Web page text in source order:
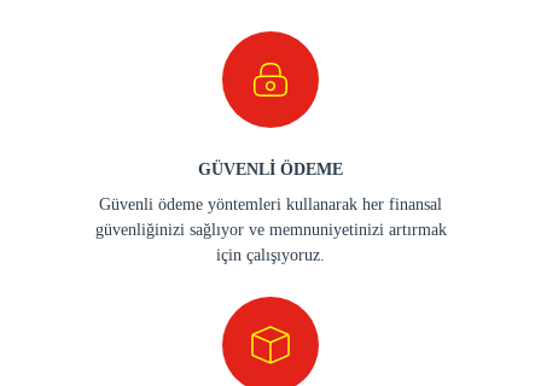
GÜVENLİ ÖDEME
Güvenli ödeme yöntemleri kullanarak her finansal
güvenliğinizi sağlıyor ve memnuniyetinizi artırmak
için çalışıyoruz.